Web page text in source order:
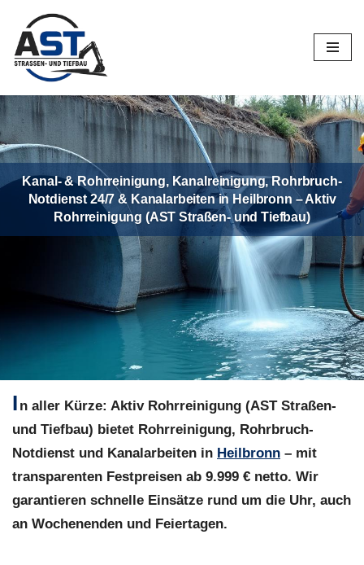
Zum
Inhalt
springen
Kanal- & Rohrreinigung, Kanalreinigung, Rohrbruch-
Notdienst 24/7 & Kanalarbeiten in Heilbronn – Aktiv
Rohrreinigung (AST Straßen- und Tiefbau)
I n aller Kürze: Aktiv Rohrreinigung (AST Straßen-
und Tiefbau) bietet Rohrreinigung, Rohrbruch-
Notdienst und Kanalarbeiten in Heilbronn – mit
transparenten Festpreisen ab 9.999 € netto. Wir
garantieren schnelle Einsätze rund um die Uhr, auch
an Wochenenden und Feiertagen.